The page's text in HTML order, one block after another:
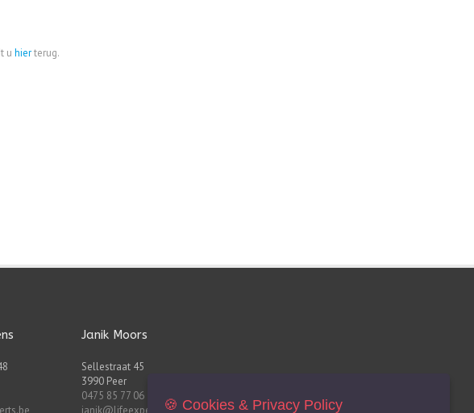
u hierterug.
Janik Moors
Sellestraat 45
3990 Peer
0475 85 77 06
janik@lifeexperts.be🍪 Cookies & Privacy Policy